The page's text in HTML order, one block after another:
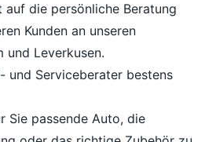
die persönliche Beratung
Kunden an unseren
und Leverkusen.
und Serviceberater bestens
Sie passende Auto, die